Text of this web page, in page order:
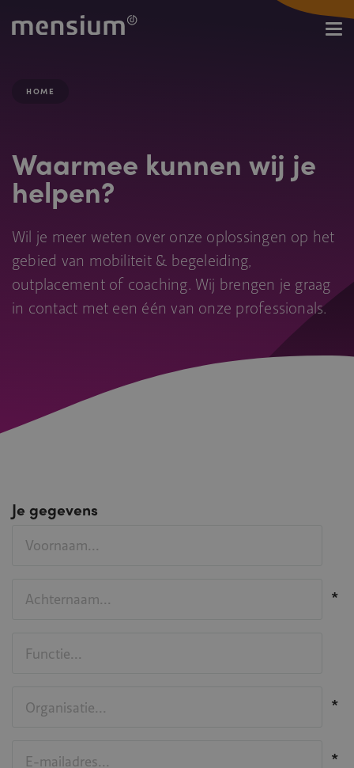
HOME
Waarmee kunnen wij je
helpen?
Wil je meer weten over onze oplossingen op het
gebied van mobiliteit & begeleiding,
outplacement of coaching. Wij brengen je graag
in contact met een één van onze professionals.
Je gegevens